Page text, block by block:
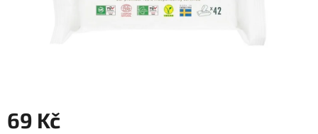
69 Kč